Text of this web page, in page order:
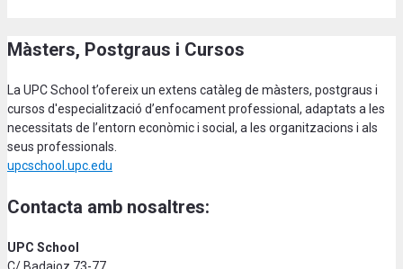
Màsters, Postgraus i Cursos
La UPC School t’ofereix un extens catàleg de màsters, postgraus i
cursos d'especialització d’enfocament professional, adaptats a les
necessitats de l’entorn econòmic i social, a les organitzacions i als
seus professionals.
upcschool.upc.edu
Contacta amb nosaltres:
UPC School